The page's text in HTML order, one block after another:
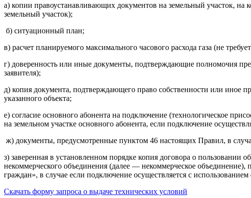
а) копии правоустанавливающих документов на земельный участок, на
земельный участок);
б) ситуационный план;
в) расчет планируемого максимального часового расхода газа (не
г) доверенность или иные документы, подтверждающие полномочия
заявителя);
д) копия документа, подтверждающего право собственности или иное
указанного объекта;
е) согласие основного абонента на подключение (технологическое
на земельном участке основного абонента, если подключение
ж) документы, предусмотренные пунктом 46 настоящих Правил, в
з) заверенная в установленном порядке копия договора о
некоммерческого объединения (далее — некоммерческое
граждан», в случае если подключение осуществляется с
Скачать форму запроса о выдаче технических условий